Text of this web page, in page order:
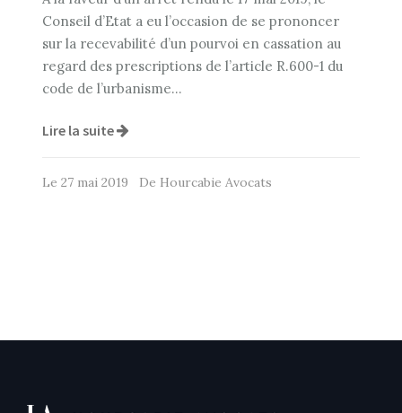
Conseil d’Etat a eu l’occasion de se prononcer
sur la recevabilité d’un pourvoi en cassation au
regard des prescriptions de l’article R.600-1 du
code de l’urbanisme…
Lire la suite
Le 27 mai 2019 De Hourcabie Avocats